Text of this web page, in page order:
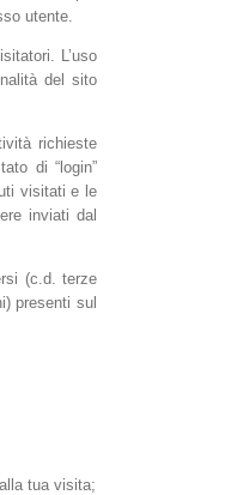
utente.
L’uso
del sito
richieste
di “login”
visitati e le
inviati dal
(c.d. terze
presenti sul
tua visita;